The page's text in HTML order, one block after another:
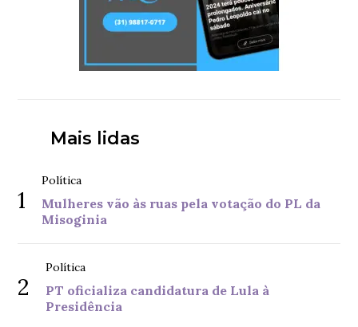
Mais lidas
1
Política
Mulheres vão às ruas pela votação do PL da
Misoginia
2
Política
PT oficializa candidatura de Lula à
Presidência